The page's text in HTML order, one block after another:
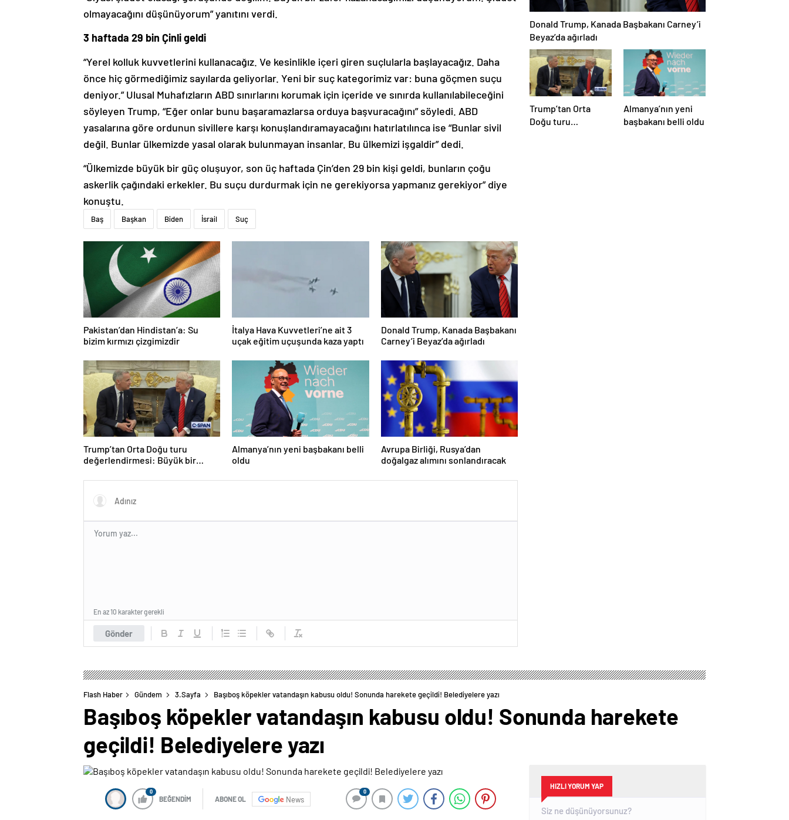
olmayacağını düşünüyorum” yanıtını verdi.
3 haftada 29 bin Çinli geldi
“Yerel kolluk kuvvetlerini kullanacağız. Ve kesinlikle içeri giren suçlularla başlayacağız. Daha
önce hiç görmediğimiz sayılarda geliyorlar. Yeni bir suç kategorimiz var: buna göçmen suçu
deniyor.” Ulusal Muhafızların ABD sınırlarını korumak için içeride ve sınırda kullanılabileceğini
söyleyen Trump, “Eğer onlar bunu başaramazlarsa orduya başvuracağını” söyledi. ABD
yasalarına göre ordunun sivillere karşı konuşlandıramayacağını hatırlatılınca ise “Bunlar sivil
değil. Bunlar ülkemizde yasal olarak bulunmayan insanlar. Bu ülkemizi işgaldir” dedi.
“Ülkemizde büyük bir güç oluşuyor, son üç haftada Çin’den 29 bin kişi geldi, bunların çoğu
askerlik çağındaki erkekler. Bu suçu durdurmak için ne gerekiyorsa yapmanız gerekiyor” diye
konuştu.
Baş Başkan Biden İsrail Suç
Pakistan’dan Hindistan’a: Su
bizim kırmızı çizgimizdir
İtalya Hava Kuvvetleri’ne ait 3
uçak eğitim uçuşunda kaza yaptı
Donald Trump, Kanada Başbakanı
Carney’i Beyaz’da ağırladı
Trump’tan Orta Doğu turu
değerlendirmesi: Büyük bir
Almanya’nın yeni başbakanı belli
oldu
Avrupa Birliği, Rusya’dan
doğalgaz alımını sonlandıracak
Gönder
En az 10 karakter gerekli
Donald Trump, Kanada Başbakanı Carney’i
Beyaz’da ağırladı
Trump’tan Orta
Doğu turu
Almanya’nın yeni
başbakanı belli oldu
Flash Haber Gündem 3.Sayfa Başıboş köpekler vatandaşın kabusu oldu! Sonunda harekete geçildi! Belediyelere yazı
Başıboş köpekler vatandaşın kabusu oldu! Sonunda harekete
geçildi! Belediyelere yazı
0
BEĞENDİM ABONE OL News
0
HIZLI YORUM YAP